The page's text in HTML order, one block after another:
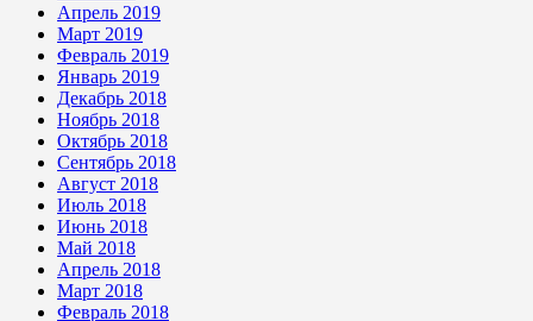
Апрель 2019
Март 2019
Февраль 2019
Январь 2019
Декабрь 2018
Ноябрь 2018
Октябрь 2018
Сентябрь 2018
Август 2018
Июль 2018
Июнь 2018
Май 2018
Апрель 2018
Март 2018
Февраль 2018